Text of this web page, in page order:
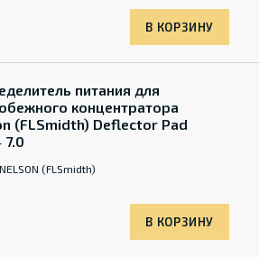
В КОРЗИНУ
питания для
концентратора
(FLSmidth) Deflector Pad
(FLSmidth)
В КОРЗИНУ